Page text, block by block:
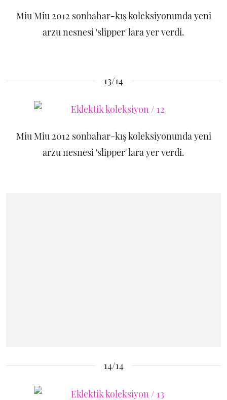
Miu Miu 2012 sonbahar-kış koleksiyonunda yeni
arzu nesnesi 'slipper' lara yer verdi.
13/14
Miu Miu 2012 sonbahar-kış koleksiyonunda yeni
arzu nesnesi 'slipper' lara yer verdi.
14/14